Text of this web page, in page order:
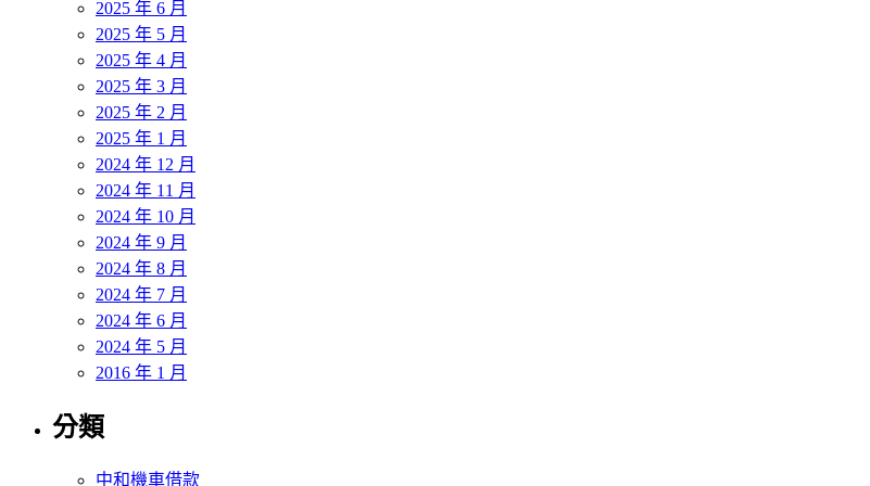
2025 年 6 月
2025 年 5 月
2025 年 4 月
2025 年 3 月
2025 年 2 月
2025 年 1 月
2024 年 12 月
2024 年 11 月
2024 年 10 月
2024 年 9 月
2024 年 8 月
2024 年 7 月
2024 年 6 月
2024 年 5 月
2016 年 1 月
分類
中和機車借款